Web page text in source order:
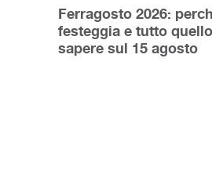
Ferragosto 2026:
festeggia e tutto
sapere sul 15 agosto